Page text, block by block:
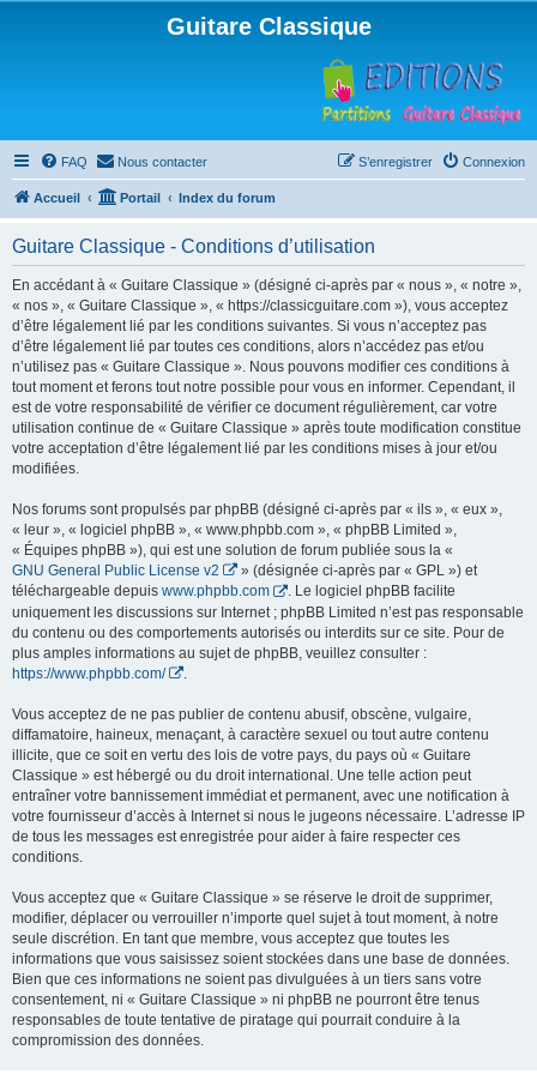
Guitare Classique
FAQ Nous contacter Connexion
S’enregistrer
Accueil Portail Index du forum
Guitare Classique - Conditions d’utilisation
En accédant à « Guitare Classique » (désigné ci-après par « nous », « notre »,
« nos », « Guitare Classique », « https://classicguitare.com »), vous acceptez
d’être légalement lié par les conditions suivantes. Si vous n’acceptez pas
d’être légalement lié par toutes ces conditions, alors n’accédez pas et/ou
n’utilisez pas « Guitare Classique ». Nous pouvons modifier ces conditions à
tout moment et ferons tout notre possible pour vous en informer. Cependant, il
est de votre responsabilité de vérifier ce document régulièrement, car votre
utilisation continue de « Guitare Classique » après toute modification constitue
votre acceptation d’être légalement lié par les conditions mises à jour et/ou
modifiées.
Nos forums sont propulsés par phpBB (désigné ci-après par « ils », « eux »,
« leur », « logiciel phpBB », « www.phpbb.com », « phpBB Limited »,
« Équipes phpBB »), qui est une solution de forum publiée sous la «
GNU General Public License v2
» (désignée ci-après par « GPL ») et
téléchargeable depuis www.phpbb.com
. Le logiciel phpBB facilite
uniquement les discussions sur Internet ; phpBB Limited n’est pas responsable
du contenu ou des comportements autorisés ou interdits sur ce site. Pour de
plus amples informations au sujet de phpBB, veuillez consulter :
https://www.phpbb.com/
Vous acceptez de ne pas publier de contenu abusif, obscène, vulgaire,
diffamatoire, haineux, menaçant, à caractère sexuel ou tout autre contenu
illicite, que ce soit en vertu des lois de votre pays, du pays où « Guitare
Classique » est hébergé ou du droit international. Une telle action peut
entraîner votre bannissement immédiat et permanent, avec une notification à
votre fournisseur d’accès à Internet si nous le jugeons nécessaire. L’adresse IP
de tous les messages est enregistrée pour aider à faire respecter ces
conditions.
Vous acceptez que « Guitare Classique » se réserve le droit de supprimer,
modifier, déplacer ou verrouiller n’importe quel sujet à tout moment, à notre
seule discrétion. En tant que membre, vous acceptez que toutes les
informations que vous saisissez soient stockées dans une base de données.
Bien que ces informations ne soient pas divulguées à un tiers sans votre
consentement, ni « Guitare Classique » ni phpBB ne pourront être tenus
responsables de toute tentative de piratage qui pourrait conduire à la
compromission des données.